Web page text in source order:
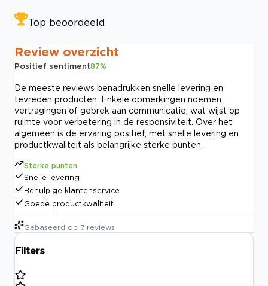
Top beoordeeld
Review overzicht
Positief sentiment87%
De meeste reviews benadrukken snelle levering en
tevreden producten. Enkele opmerkingen noemen
vertragingen of gebrek aan communicatie, wat wijst op
ruimte voor verbetering in de responsiviteit. Over het
algemeen is de ervaring positief, met snelle levering en
productkwaliteit als belangrijke sterke punten.
Sterke punten
Snelle levering
Behulpige klantenservice
Goede productkwaliteit
Gebaseerd op 7 reviews
Filters